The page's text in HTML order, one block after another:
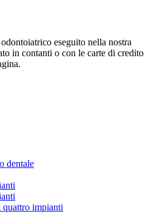
eseguito nella nostra
in contanti o con le carte di credito
dentale
quattro impianti